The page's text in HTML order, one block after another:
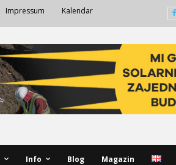
Impressum Kalendar
Info Blog Magazin